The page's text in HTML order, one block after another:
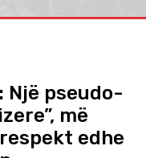
pseudo-
më
edhe